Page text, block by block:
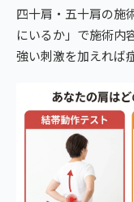
四十肩・五十肩の施
にいるか」で施術内
強い刺激を加えれば